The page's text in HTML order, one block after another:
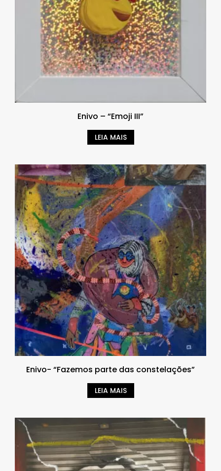
Enivo – “Emoji III”
LEIA MAIS
Enivo- “Fazemos parte das constelações”
LEIA MAIS